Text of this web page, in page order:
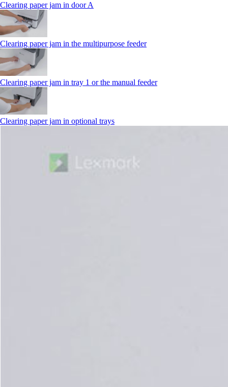
Clearing paper jam in door A
Clearing paper jam in the multipurpose feeder
Clearing paper jam in tray 1 or the manual feeder
Clearing paper jam in optional trays